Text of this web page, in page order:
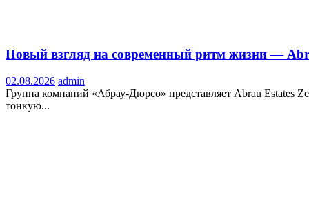
Новый взгляд на современный ритм жизни —
02.08.2026 admin
Группа компаний «Абрау-Дюрсо» представляет Abrau Estates
тонкую...